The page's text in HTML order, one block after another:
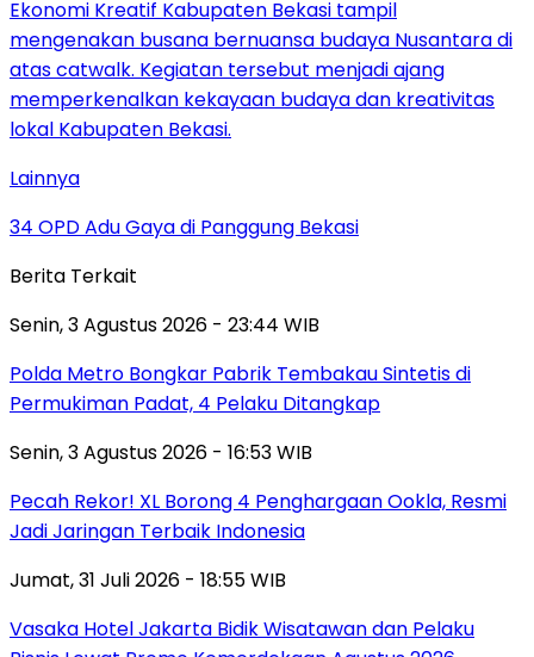
Lainnya
34 OPD Adu Gaya di Panggung Bekasi
Berita Terkait
Senin, 3 Agustus 2026 - 23:44 WIB
Polda Metro Bongkar Pabrik Tembakau Sintetis di
Permukiman Padat, 4 Pelaku Ditangkap
Senin, 3 Agustus 2026 - 16:53 WIB
Pecah Rekor! XL Borong 4 Penghargaan Ookla, Resmi
Jadi Jaringan Terbaik Indonesia
Jumat, 31 Juli 2026 - 18:55 WIB
Vasaka Hotel Jakarta Bidik Wisatawan dan Pelaku